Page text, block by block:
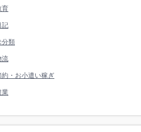
育
記
分類
流
約・お小遣い稼ぎ
業